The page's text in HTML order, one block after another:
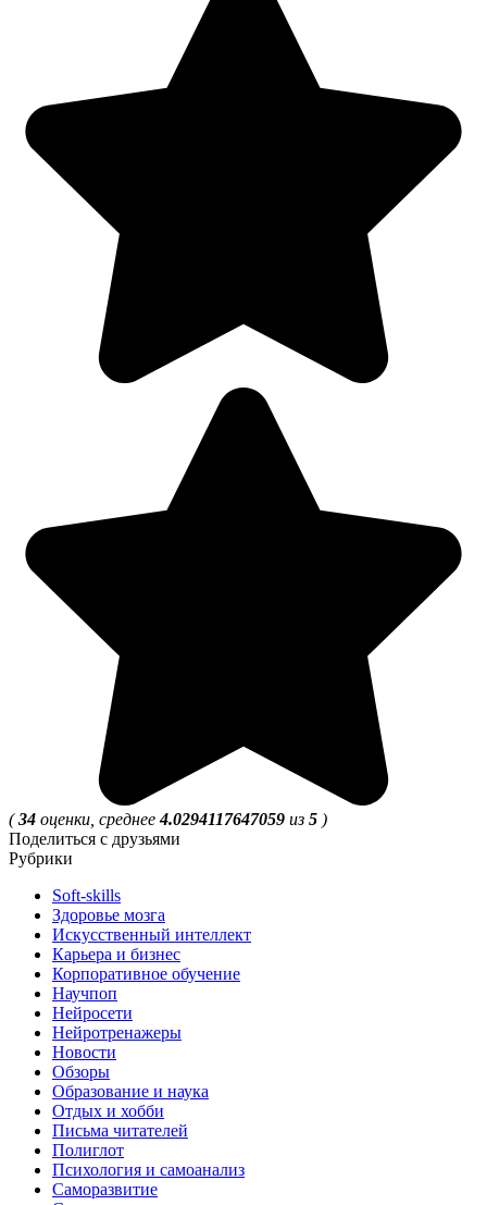
(34 оценки, среднее4.0294117647059 из 5 )
Поделиться с друзьями
Рубрики
Soft-skills
Здоровье мозга
Искусственный интеллект
Карьера и бизнес
Корпоративное обучение
Научпоп
Нейросети
Нейротренажеры
Новости
Обзоры
Образование и наука
Отдых и хобби
Письма читателей
Полиглот
Психология и самоанализ
Саморазвитие